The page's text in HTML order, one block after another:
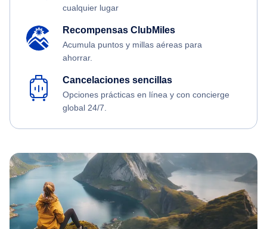
cualquier lugar
Recompensas ClubMiles
Acumula puntos y millas aéreas para
ahorrar.
Cancelaciones sencillas
Opciones prácticas en línea y con concierge
global 24/7.